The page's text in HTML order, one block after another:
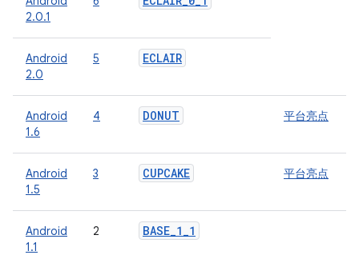
2.0.1
Android
2.0
5 ECLAIR
Android
1.6
4 DONUT 平台亮点
Android
1.5
3 CUPCAKE 平台亮点
Android
1.1
2 BASE_1_1